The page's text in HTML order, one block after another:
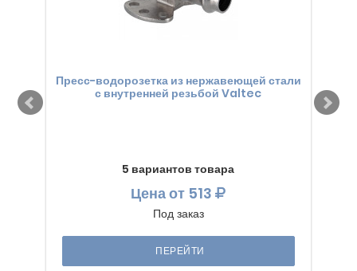
Пресс-водорозетка из нержавеющей стали
с внутренней резьбой Valtec
5 вариантов товара
Ценаот 513
Под заказ
ПЕРЕЙТИ